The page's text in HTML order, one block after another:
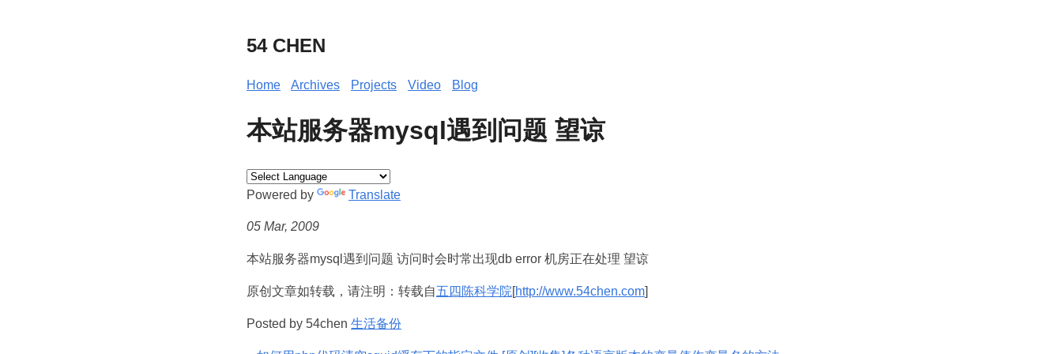
54 CHEN
Home Archives Projects Video Blog
本站服务器mysql遇到问题 望谅
Powered by Translate
05 Mar, 2009
本站服务器mysql遇到问题 访问时会时常出现db error 机房正在处理 望谅
原创文章如转载，请注明：转载自五四陈科学院[http://www.54chen.com]
Posted by 54chen 生活备份